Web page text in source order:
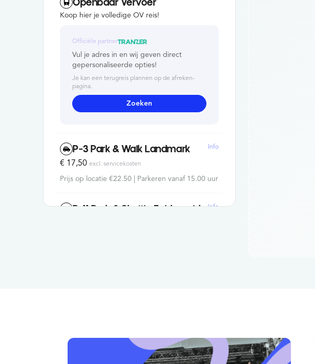
Openbaar Vervoer
Koop hier je volledige OV reis!
Officiële partner
Vul je adres in en wij geven direct
gepersonaliseerde opties!
Je kan een terugreis plannen op de afreken-
pagina.
Zoeken
P-3 Park & Walk Landmark
€ 17,50 excl. servicekosten
Info
Prijs op locatie €22.50 | Parkeren vanaf 15.00 uur
Info
P-2 Park & Walk Kronenburg Info